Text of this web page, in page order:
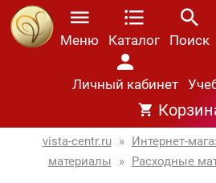
Меню Каталог Поиск
Личный кабинет
vista-centr.ru » Интернет-
материалы
» Расходные